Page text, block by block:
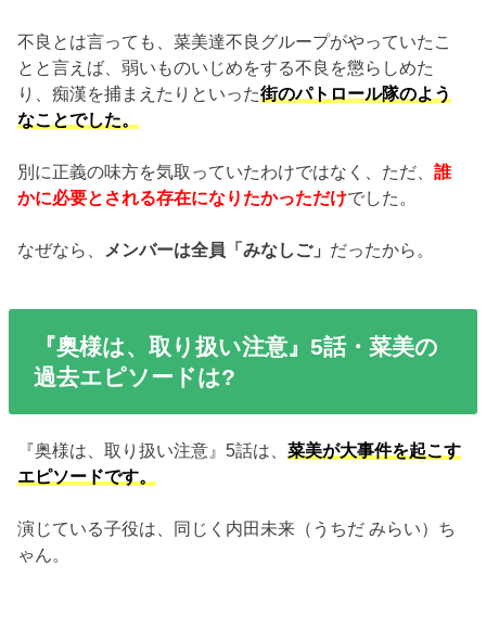
不良とは言っても、菜美達不良グループがやっていたこ
とと言えば、弱いものいじめをする不良を懲らしめた
り、痴漢を捕まえたりといった街のパトロール隊のよう
なことでした。
別に正義の味方を気取っていたわけではなく、ただ、誰
かに必要とされる存在になりたかっただけでした。
なぜなら、 メンバーは全員「みなしご」 だったから。
『奥様は、取り扱い注意』5話・菜美の
過去エピソードは?
『奥様は、取り扱い注意』5話は、菜美が大事件を起こす
エピソードです。
演じている子役は、同じく内田未来（うちだ みらい）ち
ゃん。